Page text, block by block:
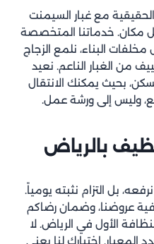
الحقيقية مع غبار السيمنت
مكان. خدماتنا المتخصصة
البناء، نلمع الزجاج
من الغبار الناعم. نعيد
بحيث يمكنك الانتقال
وليس إلى ورشة عمل.
بالرياض
بل التزام نثبته يومياً.
عروضنا، وضمان رضاكم
الأول في الرياض. لا
المعيار. اختيارك لنا يعني